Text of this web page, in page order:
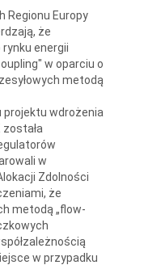
Regionu Europy
że
energii
w oparciu o
metodą
projektu wdrożenia
została
w
Zdolności
że
metodą „flow-
w przypadku